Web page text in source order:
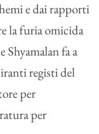
e dai rapporti
la furia omicida
Shyamalan fa a
registi del
per
per